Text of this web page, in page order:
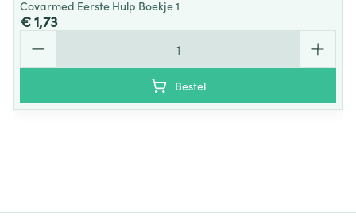
Covarmed Eerste Hulp Boekje 1
€ 1,73
Bestel